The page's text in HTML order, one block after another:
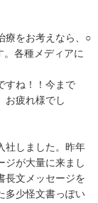
療をお考えなら、○
。各種メディアに
すね！！今まで
お疲れ様でし
社しました。昨年
ジが大量に来まし
長文メッセージを
多少怪文書っぽい